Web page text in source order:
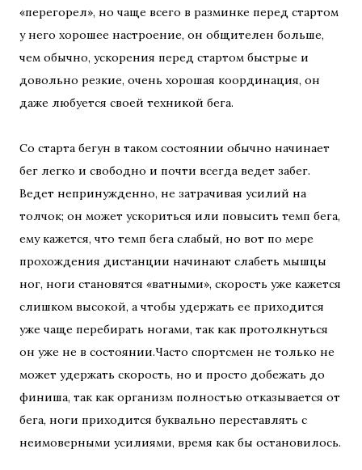
«перегорел», но чаще всего в разминке перед стартом
у него хорошее настроение, он общителен больше,
чем обычно, ускорения перед стартом быстрые и
довольно резкие, очень хорошая координация, он
даже любуется своей техникой бега.
Со старта бегун в таком состоянии обычно начинает
бег легко и свободно и почти всегда ведет забег.
Ведет непринужденно, не затрачивая усилий на
толчок; он может ускориться или повысить темп бега,
ему кажется, что темп бега слабый, но вот по мере
прохождения дистанции начинают слабеть мышцы
ног, ноги становятся «ватными», скорость уже кажется
слишком высокой, а чтобы удержать ее приходится
уже чаще перебирать ногами, так как протолкнуться
он уже не в состоянии.Часто спортсмен не только не
может удержать скорость, но и просто добежать до
финиша, так как организм полностью отказывается от
бега, ноги приходится буквально переставлять с
неимоверными усилиями, время как бы остановилось.